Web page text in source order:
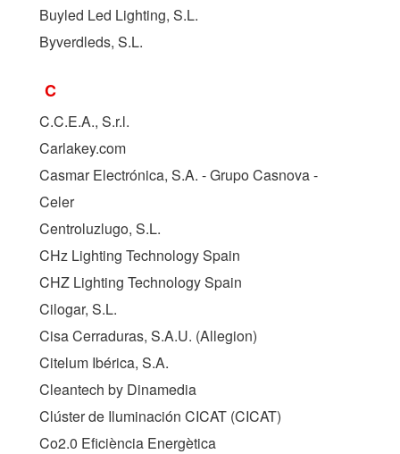
Buyled Led Lighting, S.L.
Byverdleds, S.L.
C
C.C.E.A., S.r.l.
Carlakey.com
Casmar Electrónica, S.A. - Grupo Casnova -
Celer
Centroluzlugo, S.L.
CHz Lighting Technology Spain
CHZ Lighting Technology Spain
Cilogar, S.L.
Cisa Cerraduras, S.A.U. (Allegion)
Citelum Ibérica, S.A.
Cleantech by Dinamedia
Clúster de Iluminación CICAT (CICAT)
Co2.0 Eficiència Energètica